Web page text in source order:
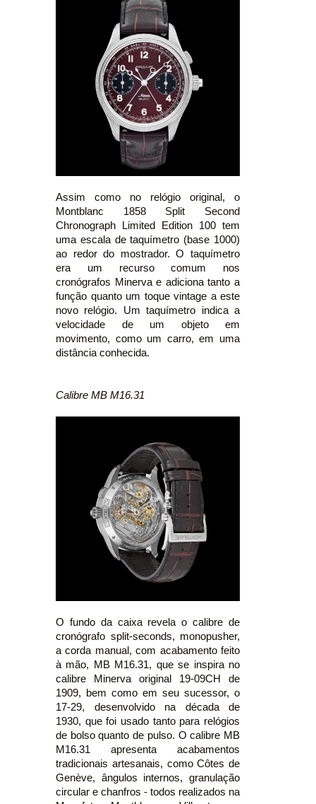
Assim como no relógio original, o
Montblanc 1858 Split Second
Chronograph Limited Edition 100 tem
uma escala de taquímetro (base 1000)
ao redor do mostrador. O taquímetro
era um recurso comum nos
cronógrafos Minerva e adiciona tanto a
função quanto um toque vintage a este
novo relógio. Um taquímetro indica a
velocidade de um objeto em
movimento, como um carro, em uma
distância conhecida.
Calibre MB M16.31
O fundo da caixa revela o calibre de
cronógrafo split-seconds, monopusher,
a corda manual, com acabamento feito
à mão, MB M16.31, que se inspira no
calibre Minerva original 19-09CH de
1909, bem como em seu sucessor, o
17-29, desenvolvido na década de
1930, que foi usado tanto para relógios
de bolso quanto de pulso. O calibre MB
M16.31 apresenta acabamentos
tradicionais artesanais, como Côtes de
Genève, ângulos internos, granulação
circular e chanfros - todos realizados na